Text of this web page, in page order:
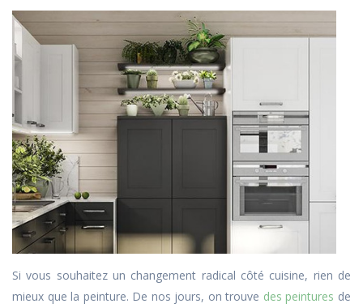
Si vous souhaitez un changement radical côté cuisine, rien de
mieux que la peinture. De nos jours, on trouve des peintures de